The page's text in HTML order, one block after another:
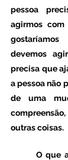
pessoa
agirmos
devemos
precisa que
a pessoa não
de uma
outras coisas.